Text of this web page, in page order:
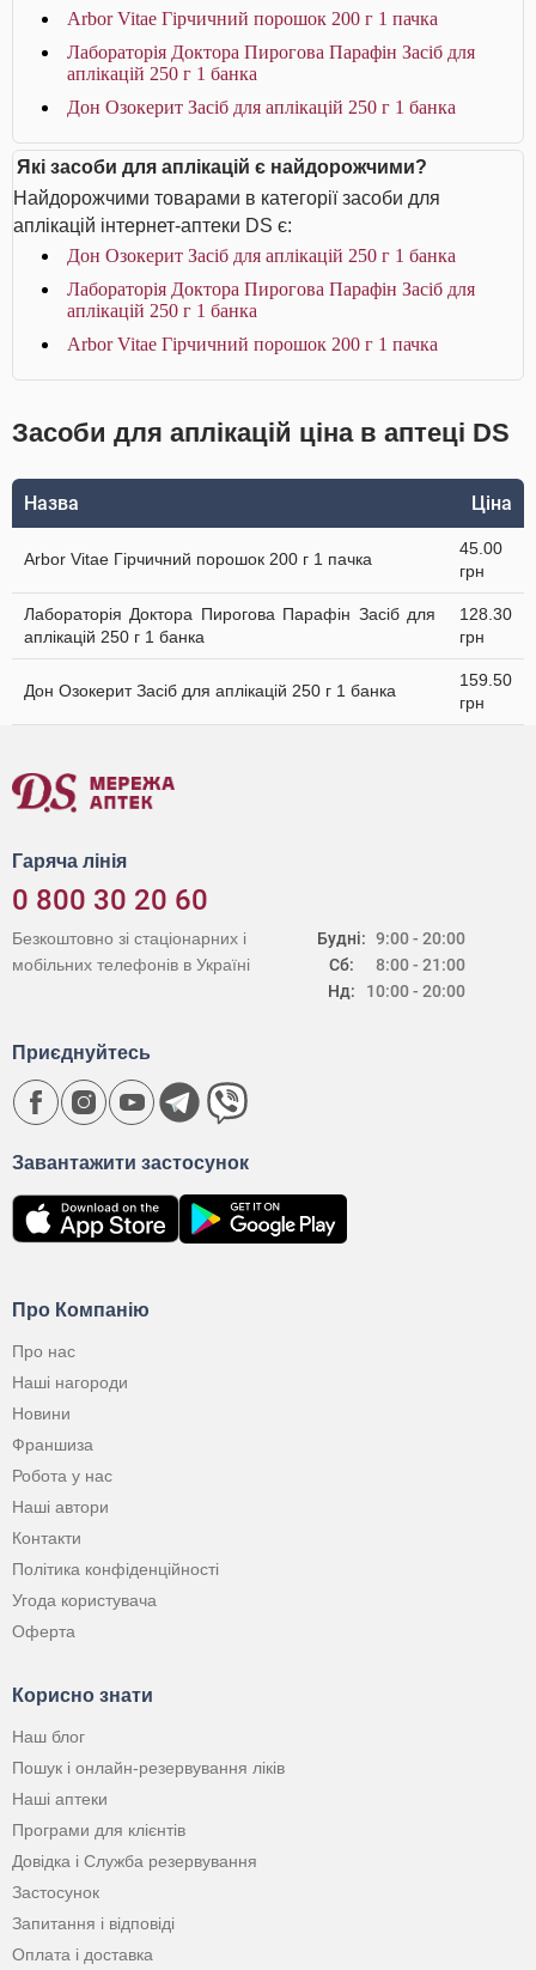
Arbor Vitae Гірчичний порошок 200 г 1 пачка
Лабораторія Доктора Пирогова Парафін Засіб для
аплікацій 250 г 1 банка
Дон Озокерит Засіб для аплікацій 250 г 1 банка
Які засоби для аплікацій є найдорожчими?
Найдорожчими товарами в категорії засоби для
аплікацій інтернет-аптеки DS є:
Дон Озокерит Засіб для аплікацій 250 г 1 банка
Лабораторія Доктора Пирогова Парафін Засіб для
аплікацій 250 г 1 банка
Arbor Vitae Гірчичний порошок 200 г 1 пачка
Засоби для аплікацій ціна в аптеці DS
Назва Ціна
Arbor Vitae Гірчичний порошок 200 г 1 пачка
45.00
грн
Лабораторія Доктора Пирогова Парафін Засіб для
аплікацій 250 г 1 банка
128.30
грн
Дон Озокерит Засіб для аплікацій 250 г 1 банка
159.50
грн
Гаряча лінія
0 800 30 20 60
Будні:
Сб:
Нд:
9:00 - 20:00
8:00 - 21:00
10:00 - 20:00
Безкоштовно зі стаціонарних і
мобільних телефонів в Україні
Про Компанію
Про нас
Наші нагороди
Новини
Франшиза
Робота у нас
Наші автори
Контакти
Політика конфіденційності
Угода користувача
Оферта
Корисно знати
Наш блог
Пошук і онлайн-резервування ліків
Наші аптеки
Програми для клієнтів
Довідка і Служба резервування
Застосунок
Запитання і відповіді
Оплата і доставка
Завантажити застосунок
Приєднуйтесь